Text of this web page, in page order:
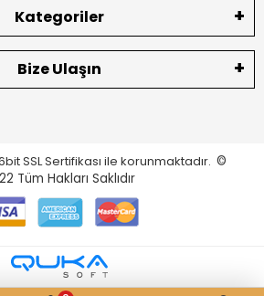
Kategoriler
Bize Ulaşın
SSL Sertifikası ile korunmaktadır. ©
Tüm Hakları Saklıdır